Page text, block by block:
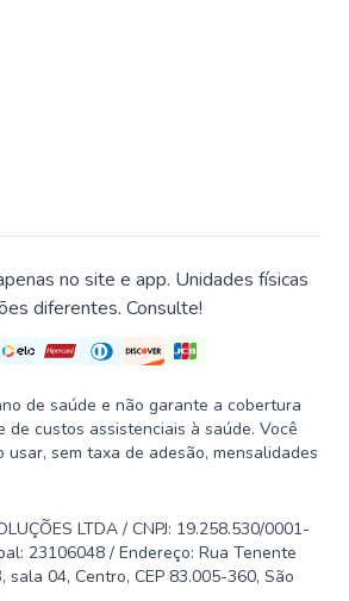
no site e app. Unidades físicas
diferentes. Consulte!
de saúde e não garante a cobertura
de custos assistenciais à saúde. Você
usar, sem taxa de adesão, mensalidades
LTDA / CNPJ: 19.258.530/0001-
23106048 / Endereço: Rua Tenente
sala 04, Centro, CEP 83.005-360, São